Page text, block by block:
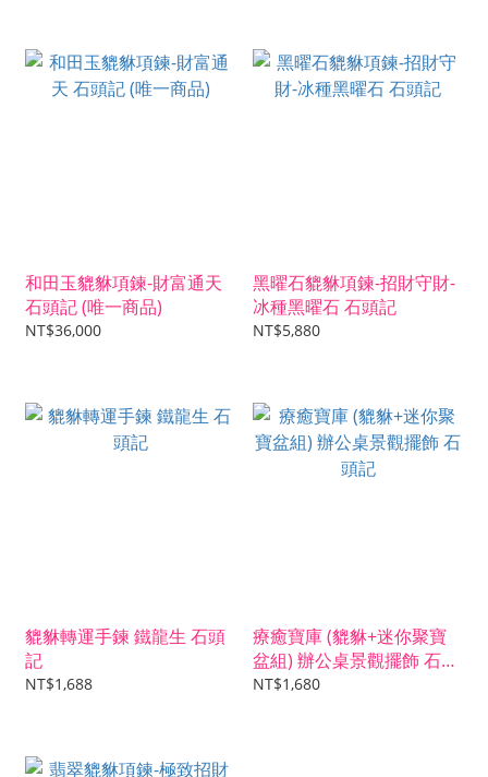
和田玉貔貅項鍊-財富通天
石頭記 (唯一商品)
NT$36,000
黑曜石貔貅項鍊-招財守財-
冰種黑曜石 石頭記
NT$5,880
貔貅轉運手鍊 鐵龍生 石頭
記
NT$1,688
療癒寶庫 (貔貅+迷你聚寶
盆組) 辦公桌景觀擺飾 石頭
記
NT$1,680